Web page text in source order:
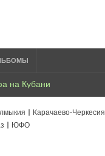
на Кубани
Карачаево-Черкесия
ЮФО